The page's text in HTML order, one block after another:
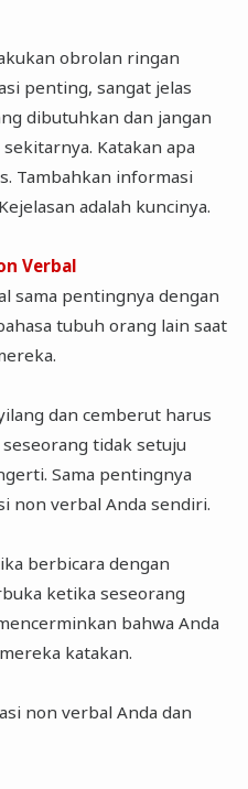
obrolan ringan
penting, sangat jelas
dibutuhkan dan jangan
Katakan apa
Tambahkan informasi
adalah kuncinya.
Verbal
sama pentingnya dengan
tubuh orang lain saat
dan cemberut harus
tidak setuju
Sama pentingnya
non verbal Anda sendiri.
berbicara dengan
ketika seseorang
bahwa Anda
katakan.
non verbal Anda dan